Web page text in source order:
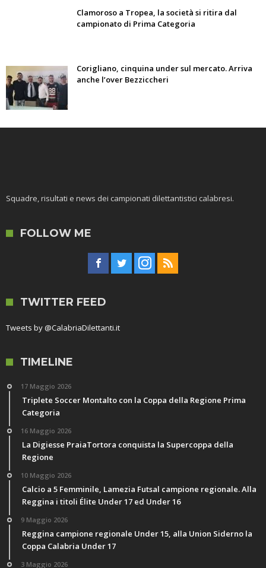
Clamoroso a Tropea, la società si ritira dal
campionato di Prima Categoria
Corigliano, cinquina under sul mercato. Arriva
anche l’over Bezziccheri
Squadre, risultati e news dei campionati dilettantistici calabresi.
FOLLOW ME
TWITTER FEED
Tweets by @CalabriaDilettanti.it
TIMELINE
17 Maggio 2026
Triplete Soccer Montalto con la Coppa della Regione Prima
Categoria
16 Maggio 2026
La Digiesse PraiaTortora conquista la Supercoppa della
Regione
10 Maggio 2026
Calcio a 5 Femminile, Lamezia Futsal campione regionale. Alla
Reggina i titoli Élite Under 17 ed Under 16
9 Maggio 2026
Reggina campione regionale Under 15, alla Union Siderno la
Coppa Calabria Under 17
3 Maggio 2026